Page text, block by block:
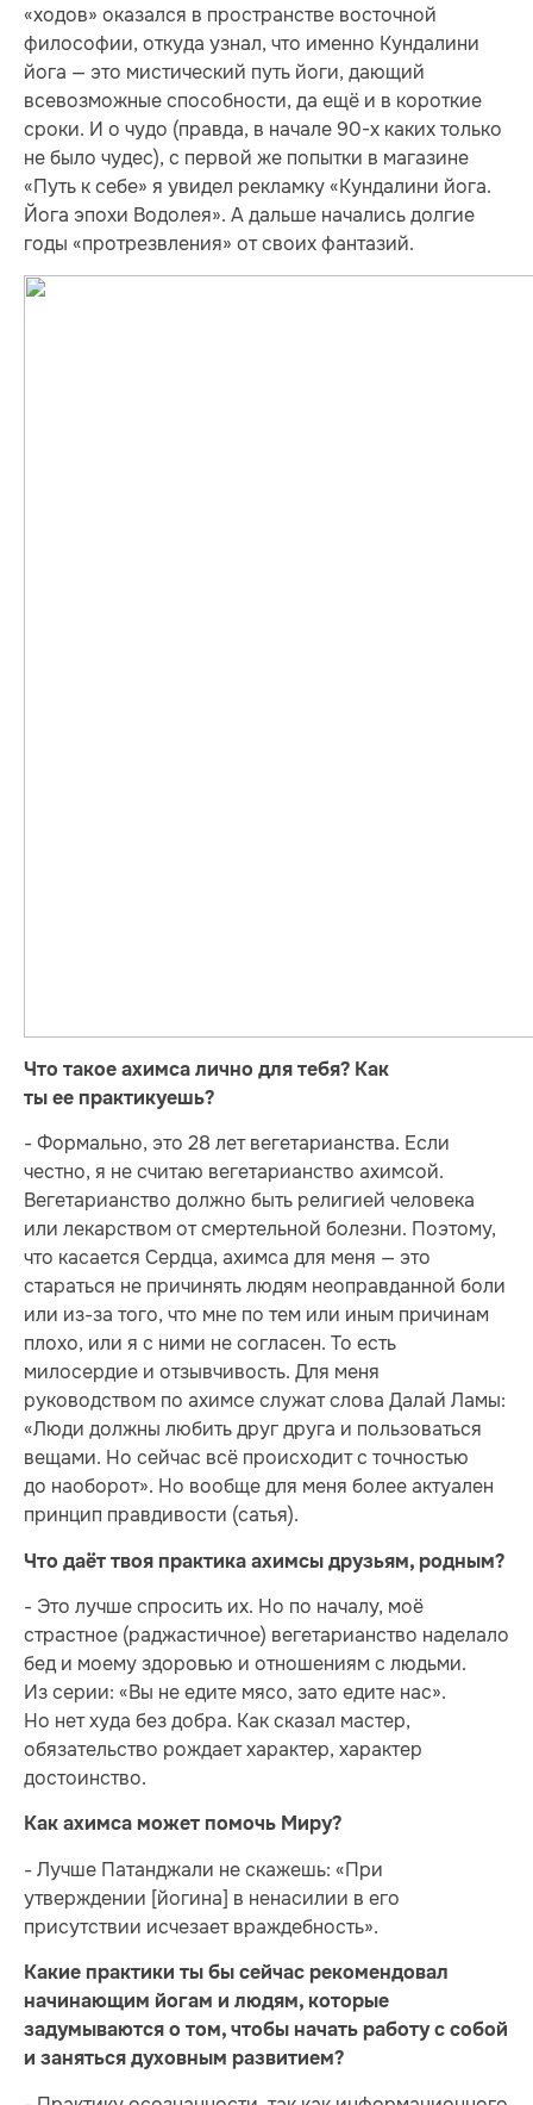
«ходов» оказался в пространстве восточной
философии, откуда узнал, что именно Кундалини
йога — это мистический путь йоги, дающий
всевозможные способности, да ещё и в короткие
сроки. И о чудо (правда, в начале 90-х каких только
не было чудес), с первой же попытки в магазине
«Путь к себе» я увидел рекламку «Кундалини йога.
Йога эпохи Водолея». А дальше начались долгие
годы «протрезвления» от своих фантазий.
Что такое ахимса лично для тебя? Как
ты ее практикуешь?
- Формально, это 28 лет вегетарианства. Если
честно, я не считаю вегетарианство ахимсой.
Вегетарианство должно быть религией человека
или лекарством от смертельной болезни. Поэтому,
что касается Сердца, ахимса для меня — это
стараться не причинять людям неоправданной боли
или из-за того, что мне по тем или иным причинам
плохо, или я с ними не согласен. То есть
милосердие и отзывчивость. Для меня
руководством по ахимсе служат слова Далай Ламы:
«Люди должны любить друг друга и пользоваться
вещами. Но сейчас всё происходит с точностью
до наоборот». Но вообще для меня более актуален
принцип правдивости (сатья).
Что даёт твоя практика ахимсы друзьям, родным?
- Это лучше спросить их. Но по началу, моё
страстное (раджастичное) вегетарианство наделало
бед и моему здоровью и отношениям с людьми.
Из серии: «Вы не едите мясо, зато едите нас».
Но нет худа без добра. Как сказал мастер,
обязательство рождает характер, характер
достоинство.
Как ахимса может помочь Миру?
- Лучше Патанджали не скажешь: «При
утверждении [йогина] в ненасилии в его
присутствии исчезает враждебность».
Какие практики ты бы сейчас рекомендовал
начинающим йогам и людям, которые
задумываются о том, чтобы начать работу с собой
и заняться духовным развитием?